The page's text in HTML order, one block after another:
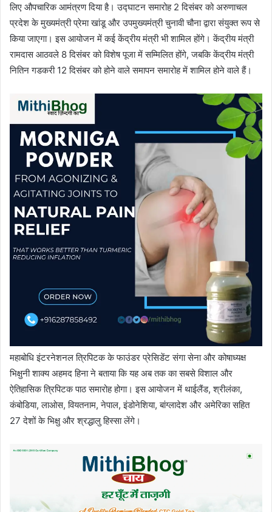
लिए औपचारिक आमंत्रण दिया है। उद्घाटन समारोह 2 दिसंबर को अरुणाचल
प्रदेश के मुख्यमंत्री प्रेमा खांडू और उपमुख्यमंत्री चुनावी चौना द्वारा संयुक्त रूप से
किया जाएगा। इस आयोजन में कई केंद्रीय मंत्री भी शामिल होंगे। केंद्रीय मंत्री
रामदास आठवले 8 दिसंबर को विशेष पूजा में सम्मिलित होंगे, जबकि केंद्रीय मंत्री
नितिन गडकरी 12 दिसंबर को होने वाले समापन समारोह में शामिल होने वाले हैं।
महाबोधि इंटरनेशनल त्रिपिटक के फाउंडर प्रेसिडेंट संगा सेना और कोषाध्यक्ष
भिक्षुनी शाक्य अहमद हिना ने बताया कि यह अब तक का सबसे विशाल और
ऐतिहासिक त्रिपिटक पाठ समारोह होगा। इस आयोजन में थाईलैंड, श्रीलंका,
कंबोडिया, लाओस, वियतनाम, नेपाल, इंडोनेशिया, बांग्लादेश और अमेरिका सहित
27 देशों के भिक्षु और श्रद्धालु हिस्सा लेंगे।